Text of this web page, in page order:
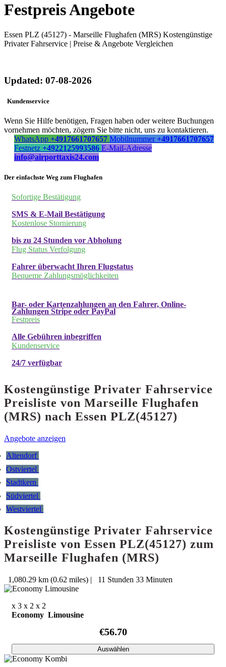
Festpreis Angebote
Essen PLZ (45127) - Marseille Flughafen (MRS) Kostengünstige
Privater Fahrservice | Preise & Angebote Vergleichen
Updated: 07-08-2026
Kundenservice
Wenn Sie Hilfe benötigen, Fragen haben oder weitere Buchungen
vornehmen möchten, zögern Sie bitte nicht, uns zu kontaktieren.
WhatsApp +4917661707657 Mobilnummer +4917661707657
Festnetz +4922125993586 E-Mail-Adresse
info@airporttaxis24.com
Der einfachste Weg zum Flughafen
Sofortige Bestätigung
SMS & E-Mail Bestätigung
Kostenlose Stornierung
bis zu 24 Stunden vor Abholung
Flug Status Verfolgung
Fahrer überwacht Ihren Flugstatus
Bequeme Zahlungsmöglichkeiten
Bar- oder Kartenzahlungen an den Fahrer, Online-
Zahlungen Stripe oder PayPal
Festpreis
Alle Gebühren inbegriffen
Kundenservice
24/7 verfügbar
Kostengünstige Privater Fahrservice
Preisliste von Marseille Flughafen
(MRS) nach Essen PLZ(45127)
Angebote anzeigen
Altendorf
Ostviertel
Stadtkern
Südviertel
Westviertel
Kostengünstige Privater Fahrservice
Preisliste von Essen PLZ(45127) zum
Marseille Flughafen (MRS)
1,080.29 km (0.62 miles) 11 Stunden 33 Minuten
x 3 x 2 x 2
Economy Limousine
€56.70
Auswählen